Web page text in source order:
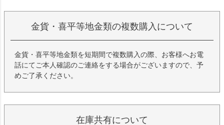
金貨・喜平等地金類の複数購入について
金貨・喜平等地金類を短期間で複数購入の際、お客様へお電
話にてご本人確認のご連絡をする場合がございますので、予
めご了承ください。
在庫共有について